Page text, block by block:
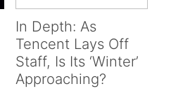
In Depth: As
Tencent Lays Off
Staff, Is Its ‘Winter’
Approaching?